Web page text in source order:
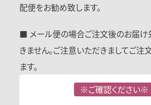
配便をお勧め致します。
■ メール便の場合ご注文後のお届け
きません。ご注意いただきましてご注
ます。
※ご確認ください※